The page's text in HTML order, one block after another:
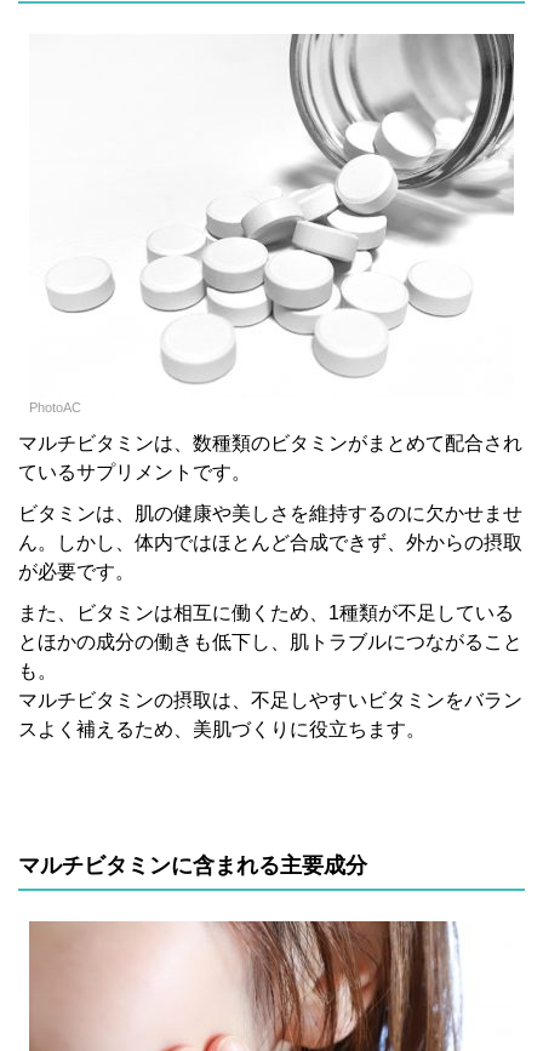
PhotoAC
マルチビタミンは、数種類のビタミンがまとめて配合され
ているサプリメントです。
ビタミンは、肌の健康や美しさを維持するのに欠かせませ
ん。しかし、体内ではほとんど合成できず、外からの摂取
が必要です。
また、ビタミンは相互に働くため、1種類が不足している
とほかの成分の働きも低下し、肌トラブルにつながること
も。
マルチビタミンの摂取は、不足しやすいビタミンをバラン
スよく補えるため、美肌づくりに役立ちます。
マルチビタミンに含まれる主要成分